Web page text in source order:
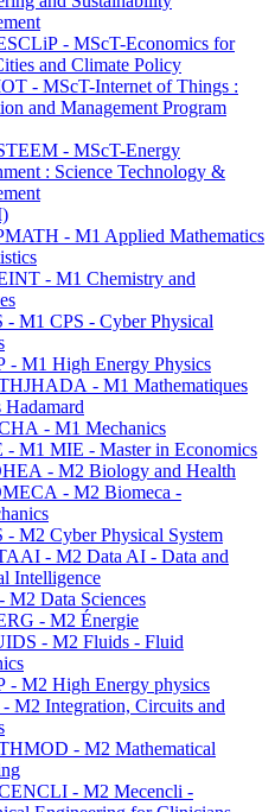
- MScT-Economics for
and Climate Policy
- MScT-Internet of Things :
and Management Program
- MScT-Energy
: Science Technology &
- M1 Applied Mathematics
- M1 Chemistry and
- M1 CPS - Cyber Physical
- M1 High Energy Physics
- M1 Mathematiques
Hadamard
- M1 Mechanics
M1 MIE - Master in Economics
- M2 Biology and Health
- M2 Biomeca -
- M2 Cyber Physical System
- M2 Data AI - Data and
Intelligence
M2 Data Sciences
- M2 Énergie
- M2 Fluids - Fluid
- M2 High Energy physics
M2 Integration, Circuits and
- M2 Mathematical
- M2 Mecencli -